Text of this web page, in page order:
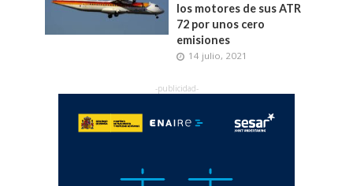
los motores de sus ATR
72 por unos cero
emisiones
14 julio, 2021